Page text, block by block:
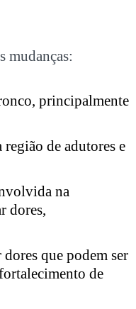
mudanças:
principalmente
de adutores e
na
dores,
que podem ser
de